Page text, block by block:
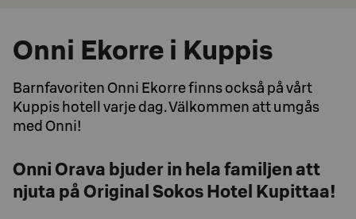
Onni Ekorre i Kuppis
Barnfavoriten Onni Ekorre finns också på vårt
Kuppis hotell varje dag. Välkommen att umgås
med Onni!
Onni Orava bjuder in hela familjen att
njuta på Original Sokos Hotel Kupittaa!